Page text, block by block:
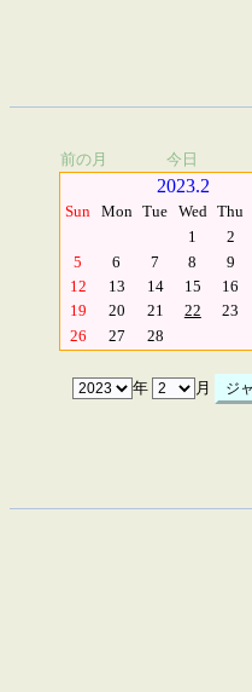
前の月 今日
2023.2
Sun Mon Tue Wed Thu
1
2
5
6 7 8 9
12
13 14 15 16
19
20 21 22 23
26
27 28
年 月